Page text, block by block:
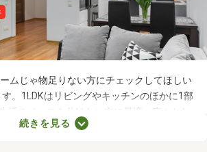
ムじゃ物足りない方にチェックしてほしい
。1LDKはリビングやキッチンのほかに1部
活スペースを分けたい方に最適。広々とし
、ゆったりとくつろげる理想のお部屋に住
続きを見る